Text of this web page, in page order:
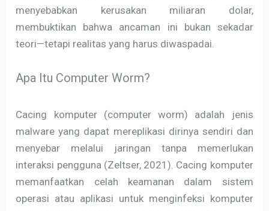
menyebabkan kerusakan miliaran dolar,
membuktikan bahwa ancaman ini bukan sekadar
teori—tetapi realitas yang harus diwaspadai.
Apa Itu Computer Worm?
Cacing komputer (computer worm) adalah jenis
malware yang dapat mereplikasi dirinya sendiri dan
menyebar melalui jaringan tanpa memerlukan
interaksi pengguna (Zeltser, 2021). Cacing komputer
memanfaatkan celah keamanan dalam sistem
operasi atau aplikasi untuk menginfeksi komputer